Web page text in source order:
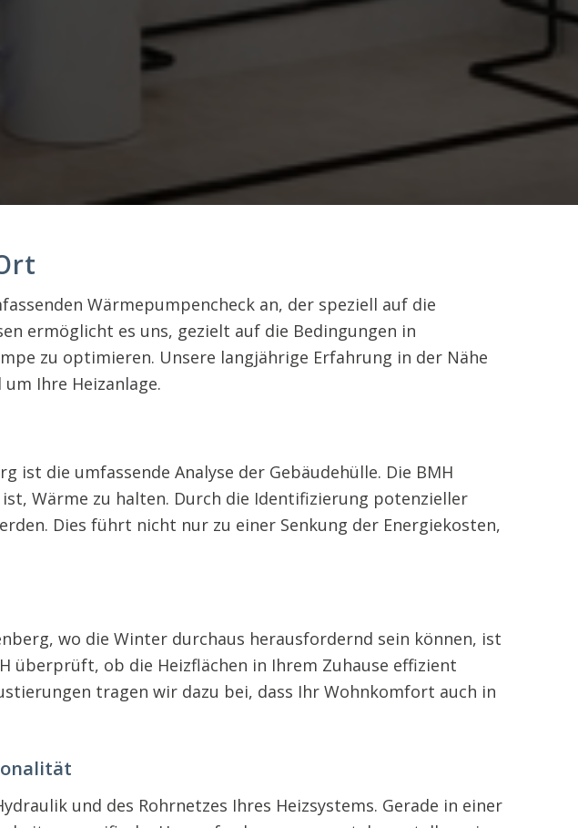
Wärmepumpencheck an, der speziell auf die
ermöglicht es uns, gezielt auf die Bedingungen in
zu optimieren. Unsere langjährige Erfahrung in der Nähe
Ihre Heizanlage.
ist die umfassende Analyse der Gebäudehülle. Die BMH
Wärme zu halten. Durch die Identifizierung potenzieller
Dies führt nicht nur zu einer Senkung der Energiekosten,
wo die Winter durchaus herausfordernd sein können, ist
überprüft, ob die Heizflächen in Ihrem Zuhause effizient
tragen wir dazu bei, dass Ihr Wohnkomfort auch in
und des Rohrnetzes Ihres Heizsystems. Gerade in einer